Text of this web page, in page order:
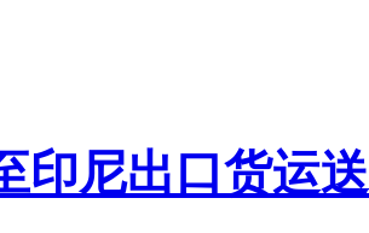
印尼出口货运